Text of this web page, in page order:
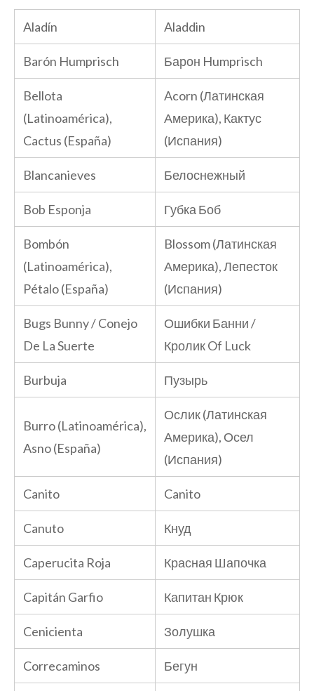
Aladín Aladdin
Barón Humprisch Барон Humprisch
Bellota
(Latinoamérica),
Cactus (España)
Acorn (Латинская
Америка), Кактус
(Испания)
Blancanieves Белоснежный
Bob Esponja Губка Боб
Bombón
(Latinoamérica),
Pétalo (España)
Blossom (Латинская
Америка), Лепесток
(Испания)
Bugs Bunny / Conejo
De La Suerte
Ошибки Банни /
Кролик Of Luck
Burbuja Пузырь
Burro (Latinoamérica),
Asno (España)
Ослик (Латинская
Америка), Осел
(Испания)
Canito Canito
Canuto Кнуд
Caperucita Roja Красная Шапочка
Capitán Garfio Капитан Крюк
Cenicienta Золушка
Correcaminos Бегун